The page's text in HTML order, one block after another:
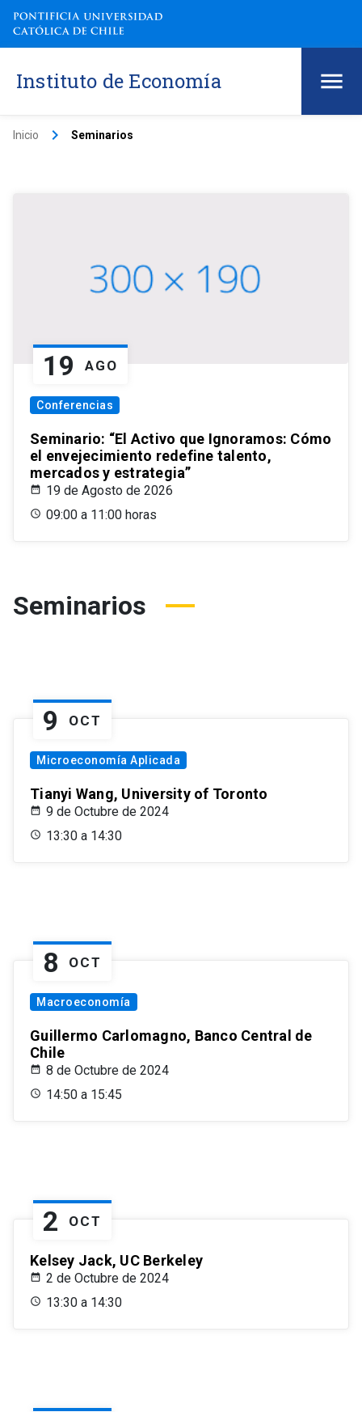
Instituto de Economía
Inicio keyboard_arrow_right Seminarios
19 AGO
Conferencias
Seminario: “El Activo que Ignoramos: Cómo
el envejecimiento redefine talento,
mercados y estrategia”
19 de Agosto de 2026
09:00 a 11:00 horas
Seminarios
9 OCT
Microeconomía Aplicada
Tianyi Wang, University of Toronto
9 de Octubre de 2024
13:30 a 14:30
8 OCT
Macroeconomía
Guillermo Carlomagno, Banco Central de
Chile
8 de Octubre de 2024
14:50 a 15:45
2 OCT
Kelsey Jack, UC Berkeley
2 de Octubre de 2024
13:30 a 14:30